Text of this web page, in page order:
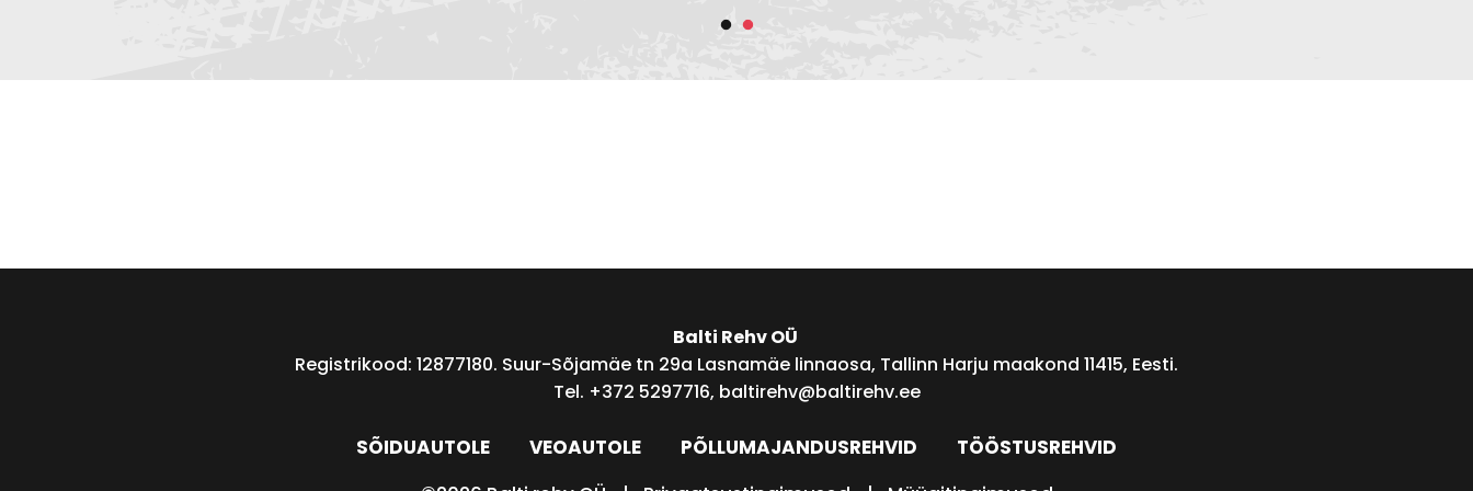
Balti Rehv OÜ
Registrikood: 12877180. Suur-Sõjamäe tn 29a Lasnamäe linnaosa, Tallinn Harju maakond 11415, Eesti.
Tel. +372 5297716, baltirehv@baltirehv.ee
SÕIDUAUTOLE VEOAUTOLE PÕLLUMAJANDUSREHVID
TÖÖSTUSREHVID